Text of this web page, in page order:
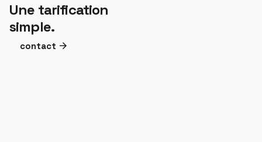
Une tarification
simple.
contact